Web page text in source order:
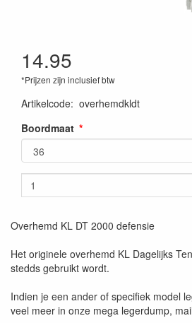
14.95
*Prijzen zijn inclusief btw
Artikelcode: overhemdkldt
Boordmaat
Overhemd KL DT 2000 defensie
Het originele overhemd KL Dagelijks
stedds gebruikt wordt.
Indien je een ander of specifiek model
veel meer in onze mega legerdump,